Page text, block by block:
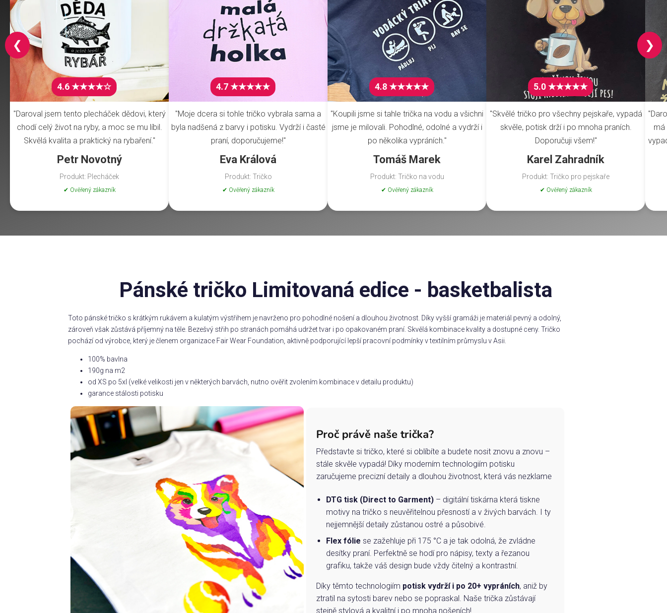
4.6 ★★★★☆
"Daroval jsem tento plecháček dědovi, který
chodí celý život na ryby, a moc se mu líbil.
Skvělá kvalita a praktický na rybaření."
Petr Novotný
Produkt: Plecháček
✔ Ověřený zákazník
4.7 ★★★★★
"Moje dcera si tohle tričko vybrala sama a
byla nadšená z barvy i potisku. Vydrží i časté
praní, doporučujeme!"
Eva Králová
Produkt: Tričko
✔ Ověřený zákazník
4.8 ★★★★★
"Koupili jsme si tahle trička na vodu a všichni
jsme je milovali. Pohodlné, odolné a vydrží i
po několika vypráních."
Tomáš Marek
Produkt: Tričko na vodu
✔ Ověřený zákazník
5.0 ★★★★★
"Skvělé tričko pro všechny pejskaře, vypadá
skvěle, potisk drží i po mnoha praních.
Doporučuji všem!"
Karel Zahradník
Produkt: Tričko pro pejskaře
✔ Ověřený zákazník
má
❮ ❯
Pánské tričko Limitovaná edice - basketbalista
Toto pánské tričko s krátkým rukávem a kulatým výstřihem je navrženo pro pohodlné nošení a dlouhou životnost. Díky vyšší gramáži je materiál pevný a odolný,
zároveň však zůstává příjemný na těle. Bezešvý střih po stranách pomáhá udržet tvar i po opakovaném praní. Skvělá kombinace kvality a dostupné ceny. Tričko
pochází od výrobce, který je členem organizace Fair Wear Foundation, aktivně podporující lepší pracovní podmínky v textilním průmyslu v Asii.
100% bavlna
190g na m2
od XS po 5xl (velké velikosti jen v některých barvách, nutno ověřit zvolením kombinace v detailu produktu)
garance stálosti potisku
Proč právě naše trička?
Představte si tričko, které si oblíbíte a budete nosit znovu a znovu –
stále skvěle vypadá! Díky moderním technologiím potisku
zaručujeme precizní detaily a dlouhou životnost, která vás nezklame
DTG tisk (Direct to Garment)– digitální tiskárna která tiskne
motivy na tričko s neuvěřitelnou přesností a v živých barvách. I ty
nejjemnější detaily zůstanou ostré a působivé.
Flex fólie se zažehluje při 175 °C a je tak odolná, že zvládne
desítky praní. Perfektně se hodí pro nápisy, texty a řezanou
grafiku, takže váš design bude vždy čitelný a kontrastní.
Díky těmto technologiím potisk vydrží i po 20+ vypráních, aniž by
ztratil na sytosti barev nebo se popraskal. Naše trička zůstávají
stejně stylová a kvalitní i po mnoha nošeních!